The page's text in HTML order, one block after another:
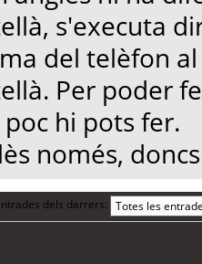
s'executa
del telèfon
Per poder
hi pots fer.
només,
dels darrers: